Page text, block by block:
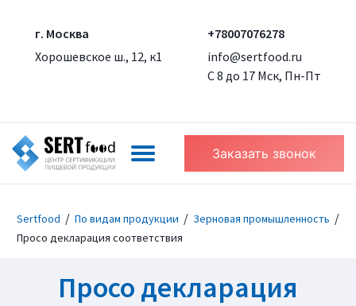
г. Москва
Хорошевское ш., 12, к1
+78007076278
info@sertfood.ru
С 8 до 17 Мск, Пн-Пт
Заказать звонок
Sertfood / По видам продукции / Зерновая промышленность /
Просо декларация соответствия
Просо декларация